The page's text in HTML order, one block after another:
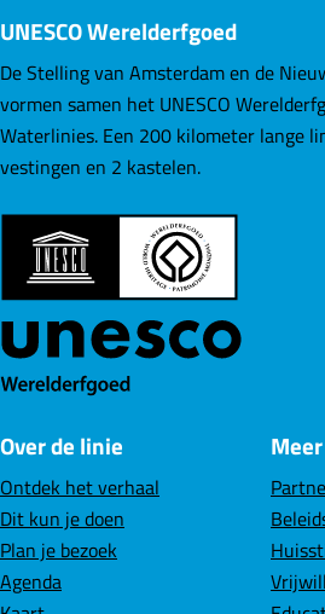
d
e
z
e
p
g
n
a
o
p
a
c
e
b
o
o
d
e
z
e
p
g
i
n
a
o
p
i
k
e
d
d
e
z
e
p
g
a
o
p
h
t
s
A
UNESCO Werelderfgoed
De Stelling van Amsterdam en de
vormen samen het UNESCO
Waterlinies. Een 200 kilometer lange
vestingen en 2 kastelen.
Over de linie
Ontdek het verhaal
Dit kun je doen
Plan je bezoek
Agenda